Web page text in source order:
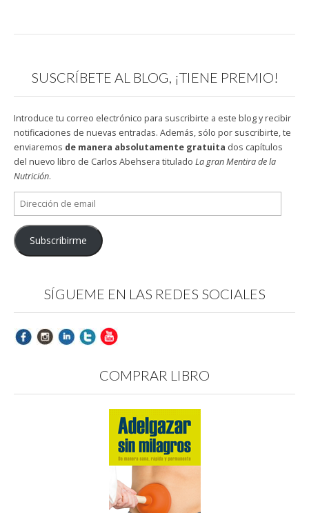
SUSCRÍBETE AL BLOG, ¡TIENE PREMIO!
Introduce tu correo electrónico para suscribirte a este blog y recibir
notificaciones de nuevas entradas. Además, sólo por suscribirte, te
enviaremos de manera absolutamente gratuita dos capítulos
del nuevo libro de Carlos Abehsera titulado La gran Mentira de la
Nutrición.
Dirección
de
email
Subscribirme
SÍGUEME EN LAS REDES SOCIALES
COMPRAR LIBRO